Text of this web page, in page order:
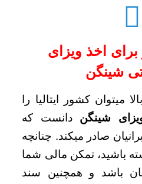
اخذ ویزای
شینگن
میتوان کشور ایتالیا را
شینگن دانست که
صادر میکند. چنانچه
باشید، تمکن مالی شما
تومان باشد و همچنین سند